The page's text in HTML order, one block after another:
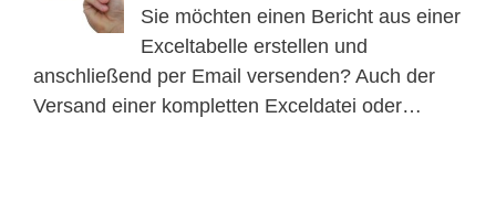
Sie möchten einen Bericht aus einer
Exceltabelle erstellen und
anschließend per Email versenden? Auch der
Versand einer kompletten Exceldatei oder…